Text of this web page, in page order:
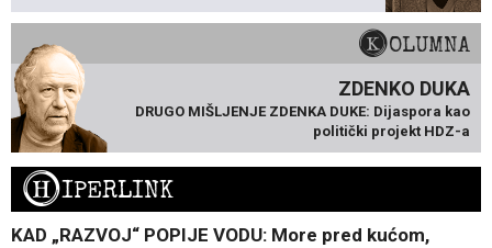
KOLUMNA
ZDENKO DUKA
DRUGO MIŠLJENJE ZDENKA DUKE: Dijaspora kao
politički projekt HDZ-a
HIPERLINK
KAD „RAZVOJ“ POPIJE VODU: More pred kućom,